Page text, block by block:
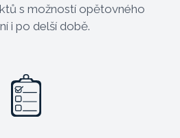
s možností opětovného
i po delší době.